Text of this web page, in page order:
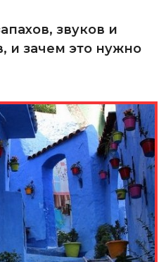
звуков и
и зачем это нужно